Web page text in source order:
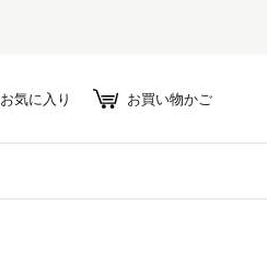
お気に入り お買い物かご